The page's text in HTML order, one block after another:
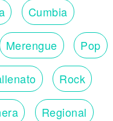
Cumbia
Merengue Pop
Rock
Regional